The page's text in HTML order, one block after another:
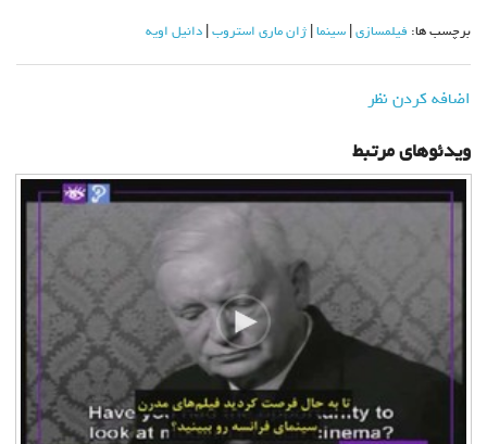
برچسب ها: فيلمسازي سینما ژان ماری استروب دانیل اویه
اضافه کردن نظر
ویدئوهای مرتبط